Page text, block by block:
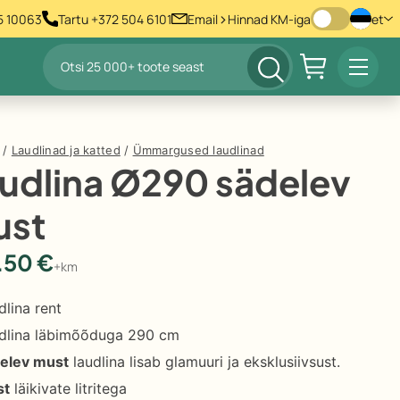
10063 Tartu +372 504 6101 Email>Hinnad KM-iga et
Products
search
/ Laudlinad ja katted / Ümmargused laudlinad
Ø290 sädelev
€+km
rent
läbimõõduga 290 cm
must laudlina lisab glamuuri ja eksklusiivsust.
läikivate litritega